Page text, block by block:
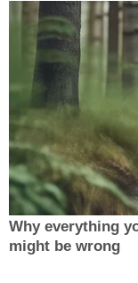
Why everything
might be wrong